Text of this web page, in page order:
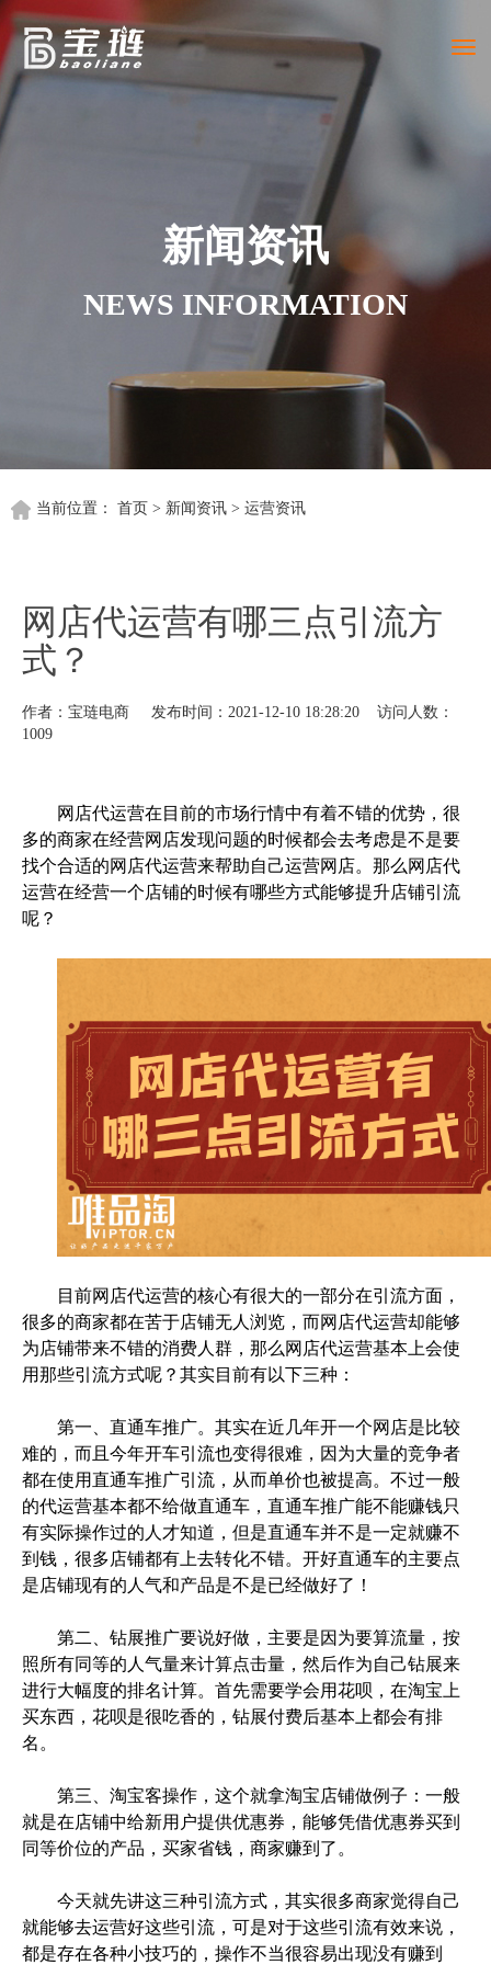
新闻资讯
NEWS INFORMATION
当前位置： 首页 > 新闻资讯> 运营资讯
网店代运营有哪三点引流方
式？
作者：宝琏电商 发布时间：2021-12-10 18:28:20 访问人数：
1009
网店代运营在目前的市场行情中有着不错的优势，很
多的商家在经营网店发现问题的时候都会去考虑是不是要
找个合适的网店代运营来帮助自己运营网店。那么网店代
运营在经营一个店铺的时候有哪些方式能够提升店铺引流
呢？
目前网店代运营的核心有很大的一部分在引流方面，
很多的商家都在苦于店铺无人浏览，而网店代运营却能够
为店铺带来不错的消费人群，那么网店代运营基本上会使
用那些引流方式呢？其实目前有以下三种：
第一、直通车推广。其实在近几年开一个网店是比较
难的，而且今年开车引流也变得很难，因为大量的竞争者
都在使用直通车推广引流，从而单价也被提高。不过一般
的代运营基本都不给做直通车，直通车推广能不能赚钱只
有实际操作过的人才知道，但是直通车并不是一定就赚不
到钱，很多店铺都有上去转化不错。开好直通车的主要点
是店铺现有的人气和产品是不是已经做好了！
第二、钻展推广要说好做，主要是因为要算流量，按
照所有同等的人气量来计算点击量，然后作为自己钻展来
进行大幅度的排名计算。首先需要学会用花呗，在淘宝上
买东西，花呗是很吃香的，钻展付费后基本上都会有排
名。
第三、淘宝客操作，这个就拿淘宝店铺做例子：一般
就是在店铺中给新用户提供优惠券，能够凭借优惠券买到
同等价位的产品，买家省钱，商家赚到了。
今天就先讲这三种引流方式，其实很多商家觉得自己
就能够去运营好这些引流，可是对于这些引流有效来说，
都是存在各种小技巧的，操作不当很容易出现没有赚到